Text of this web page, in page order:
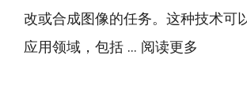
改或合成图像的任务。这种技术可
应用领域，包括 ... 阅读更多